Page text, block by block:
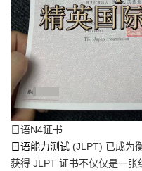
日语N4证书
日语能力测试 (JLPT) 已成为
获得 JLPT 证书不仅仅是一